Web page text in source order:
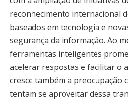
reconhecimento internacional
baseados em tecnologia e
segurança da informação. Ao
ferramentas inteligentes
acelerar respostas e facilitar o
cresce também a preocupação
tentam se aproveitar dessa